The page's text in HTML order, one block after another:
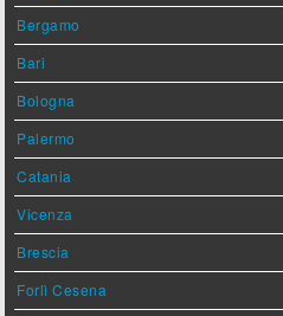
Bergamo
Bari
Bologna
Palermo
Catania
Vicenza
Brescia
Forlì Cesena